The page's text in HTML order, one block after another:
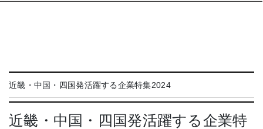
近畿・中国・四国発活躍する企業特集2024
近畿・中国・四国発活躍する企業特